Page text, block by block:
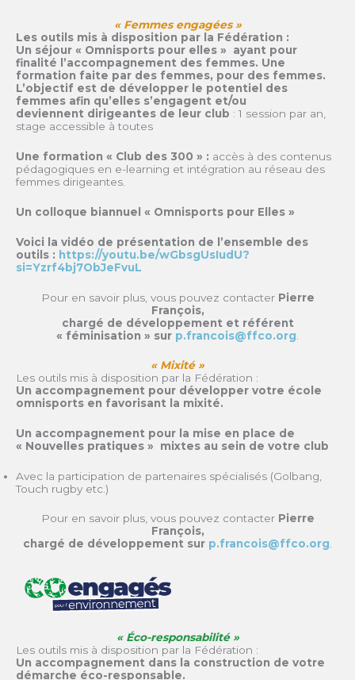
« Femmes engagées »
Les outils mis à disposition par la Fédération :
Un séjour « Omnisports pour elles » ayant pour
finalité l’accompagnement des femmes. Une
formation faite par des femmes, pour des femmes.
L’objectif est de développer le potentiel des
femmes afin qu’elles s’engagent et/ou
deviennent dirigeantes de leur club : 1 session par an,
stage accessible à toutes
Une formation « Club des 300 » : accès à des contenus
pédagogiques en e-learning et intégration au réseau des
femmes dirigeantes.
Un colloque biannuel « Omnisports pour Elles »
Voici la vidéo de présentation de l’ensemble des
outils : https://youtu.be/wGbsgUsIudU?
si=Yzrf4bj7ObJeFvuL
Pour en savoir plus, vous pouvez contacter Pierre
François,
chargé de développement et référent
« féminisation » sur p.francois@ffco.org
« Mixité »
Les outils mis à disposition par la Fédération :
Un accompagnement pour développer votre école
omnisports en favorisant la mixité.
Un accompagnement pour la mise en place de
« Nouvelles pratiques » mixtes au sein de votre club
Avec la participation de partenaires spécialisés (Golbang,
Touch rugby etc.)
Pour en savoir plus, vous pouvez contacter Pierre
François,
chargé de développement sur p.francois@ffco.org
« Éco-responsabilité »
Les outils mis à disposition par la Fédération :
Un accompagnement dans la construction de votre
démarche éco-responsable.